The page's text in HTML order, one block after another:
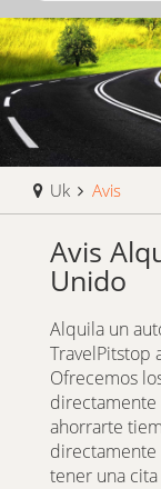
Uk Avis
Avis
Unido
Alquila un
TravelPitstop
Ofrecemos
directamente
ahorrarte
directamente
tener una